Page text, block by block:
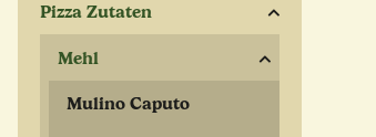
Pizza Zutaten
Mehl
Mulino Caputo